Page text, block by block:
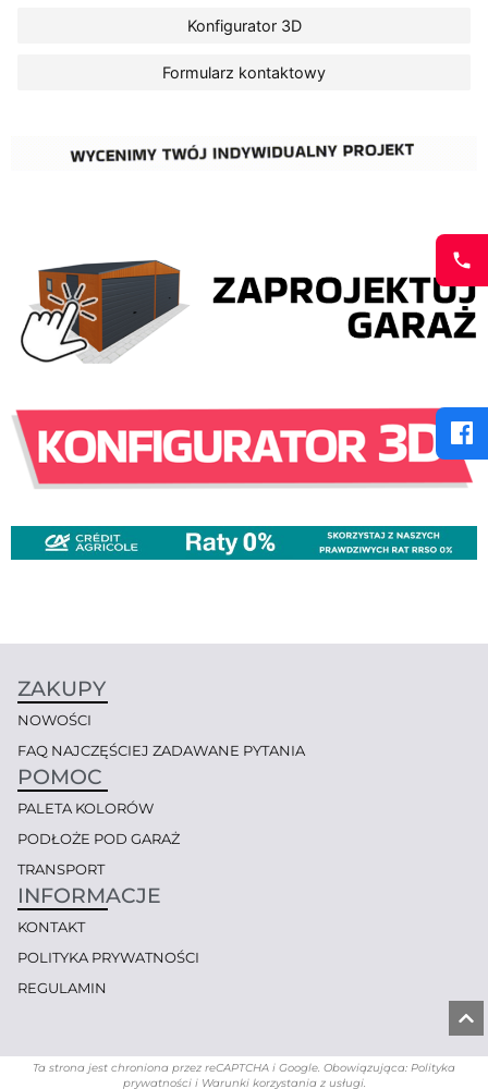
Konfigurator 3D
Formularz kontaktowy
ZAKUPY
NOWOŚCI
FAQ NAJCZĘŚCIEJ ZADAWANE PYTANIA
POMOC
PALETA KOLORÓW
PODŁOŻE POD GARAŻ
TRANSPORT
INFORMACJE
KONTAKT
POLITYKA PRYWATNOŚCI
REGULAMIN
Ta strona jest chroniona przez reCAPTCHA i Google. Obowiązująca: Polityka
prywatności i Warunki korzystania z usługi.